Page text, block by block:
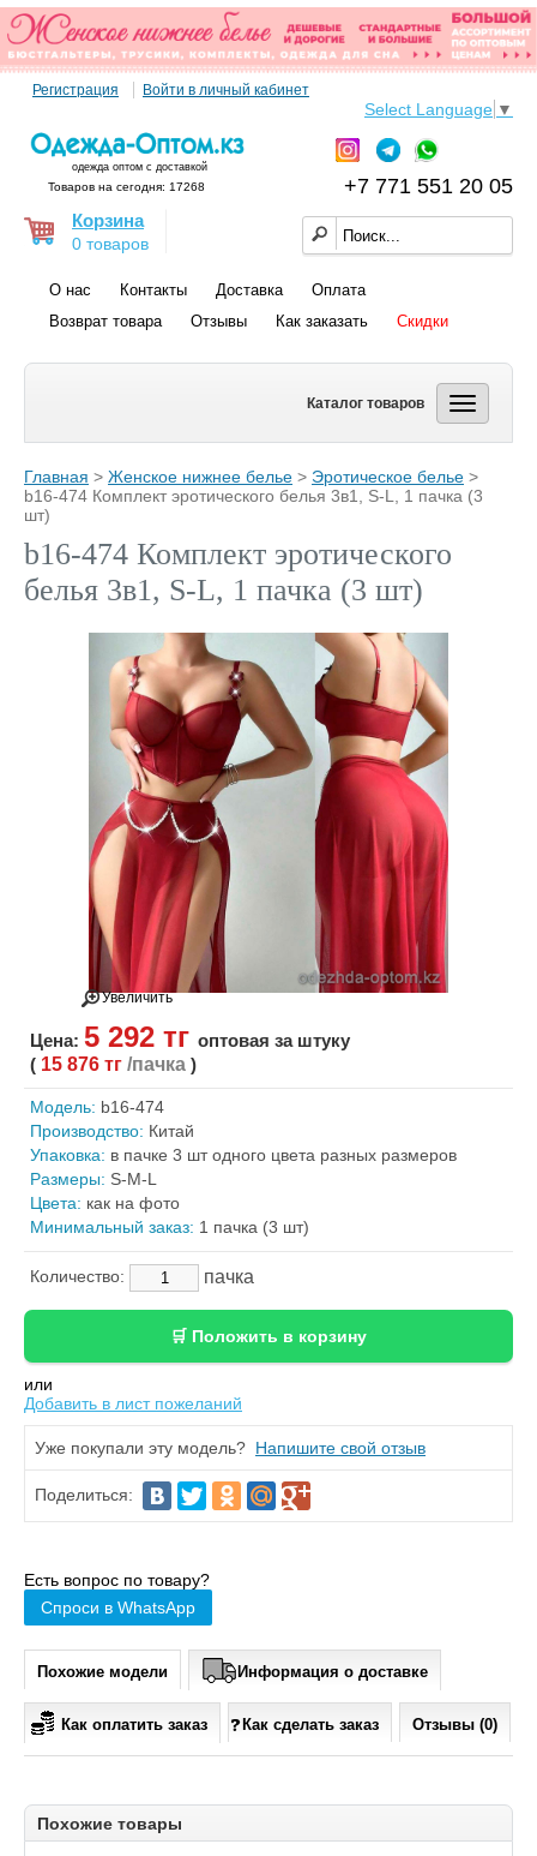
Регистрация Войти в личный кабинет
Select Language ▼
одежда оптом с доставкой
+7 771 551 20 05
Товаров на сегодня: 17268
Корзина
0 товаров
О нас Контакты Доставка
Оплата
Возврат товара
Отзывы Как заказать Скидки
Каталог товаров
Главная > Женское нижнее белье > Эротическое белье >
b16-474 Комплект эротического белья 3в1, S-L, 1 пачка (3
шт)
b16-474 Комплект эротического
белья 3в1, S-L, 1 пачка (3 шт)
Увеличить
Цена: 5 292 тг оптовая за штуку
( 15 876 тг /пачка )
Модель: b16-474
Производство: Китай
Упаковка: в пачке 3 шт одного цвета разных размеров
Размеры: S-M-L
Цвета: как на фото
Минимальный заказ: 1 пачка (3 шт)
Количество: пачка
или
Добавить в лист пожеланий
Уже покупали эту модель? Напишите свой отзыв
Поделиться:
Есть вопрос по товару?
Спроси в WhatsApp
Похожие модели Информация о доставке
Как оплатить заказ Как сделать заказ Отзывы (0)
Похожие товары